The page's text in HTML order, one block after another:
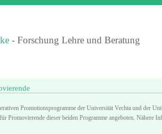
- Forschung Lehre und Beratung
Promotionsprogramme der Universität Vechta und der
Promovierende dieser beiden Programme angeboten. Nähere